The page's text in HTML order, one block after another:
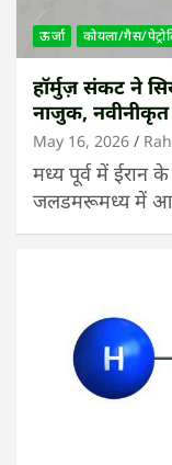
ऊर्जा कोयला/गैस/
हॉर्मुज़ संकट ने
नाजुक, नवीनीकृत
May 16, 2026
मध्य पूर्व में ईरान
जलडमरूमध्य में